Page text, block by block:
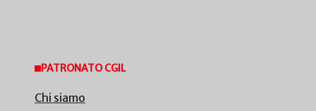
PATRONATO CGIL
Chi siamo